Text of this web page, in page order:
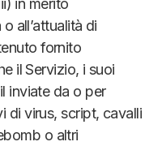
in merito
all’attualità di
fornito
il Servizio, i suoi
inviate da o per
di virus, script, cavalli
o altri